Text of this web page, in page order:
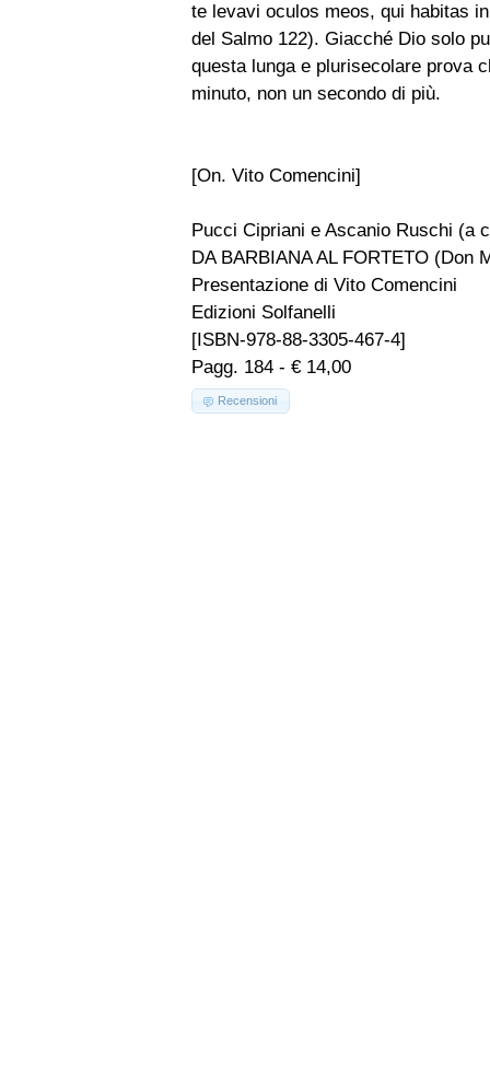
te levavi oculos meos, qui habitas
del Salmo 122). Giacché Dio solo
questa lunga e plurisecolare prova
minuto, non un secondo di più.
[On. Vito Comencini]
Pucci Cipriani e Ascanio Ruschi (a
DA BARBIANA AL FORTETO (Don
Presentazione di Vito Comencini
Edizioni Solfanelli
[ISBN-978-88-3305-467-4]
Pagg. 184 - € 14,00
Recensioni